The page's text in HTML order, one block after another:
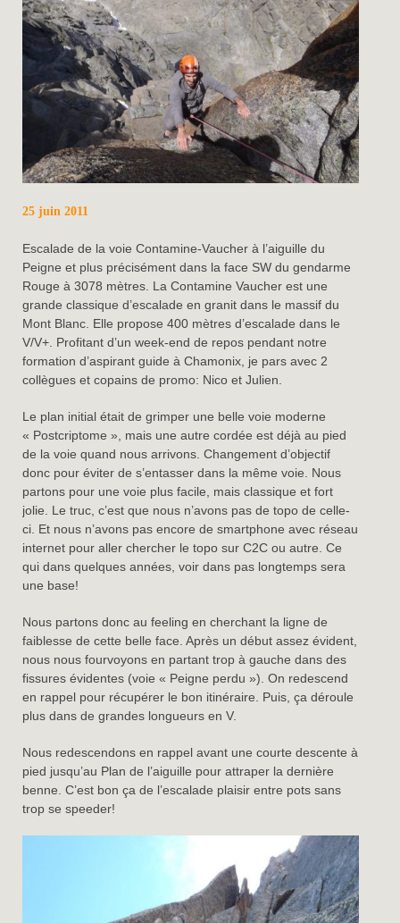
25 juin 2011
Escalade de la voie Contamine-Vaucher à l’aiguille du
Peigne et plus précisément dans la face SW du gendarme
Rouge à 3078 mètres. La Contamine Vaucher est une
grande classique d’escalade en granit dans le massif du
Mont Blanc. Elle propose 400 mètres d’escalade dans le
V/V+. Profitant d’un week-end de repos pendant notre
formation d’aspirant guide à Chamonix, je pars avec 2
collègues et copains de promo: Nico et Julien.
Le plan initial était de grimper une belle voie moderne
« Postcriptome », mais une autre cordée est déjà au pied
de la voie quand nous arrivons. Changement d’objectif
donc pour éviter de s’entasser dans la même voie. Nous
partons pour une voie plus facile, mais classique et fort
jolie. Le truc, c’est que nous n’avons pas de topo de celle-
ci. Et nous n’avons pas encore de smartphone avec réseau
internet pour aller chercher le topo sur C2C ou autre. Ce
qui dans quelques années, voir dans pas longtemps sera
une base!
Nous partons donc au feeling en cherchant la ligne de
faiblesse de cette belle face. Après un début assez évident,
nous nous fourvoyons en partant trop à gauche dans des
fissures évidentes (voie « Peigne perdu »). On redescend
en rappel pour récupérer le bon itinéraire. Puis, ça déroule
plus dans de grandes longueurs en V.
Nous redescendons en rappel avant une courte descente à
pied jusqu’au Plan de l’aiguille pour attraper la dernière
benne. C’est bon ça de l’escalade plaisir entre pots sans
trop se speeder!